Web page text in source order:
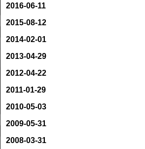
2016-06-11
2015-08-12
2014-02-01
2013-04-29
2012-04-22
2011-01-29
2010-05-03
2009-05-31
2008-03-31